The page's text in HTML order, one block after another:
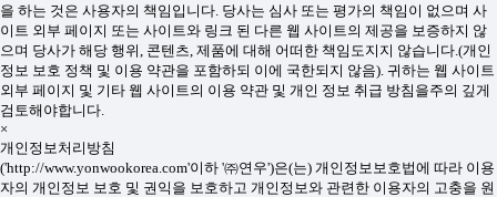
을 하는 것은 사용자의 책임입니다. 당사는 심사 또는 평가의 책임이 없으며 사
이트 외부 페이지 또는 사이트와 링크 된 다른 웹 사이트의 제공을 보증하지 않
으며 당사가 해당 행위, 콘텐츠, 제품에 대해 어떠한 책임도지지 않습니다.(개인
정보 보호 정책 및 이용 약관을 포함하되 이에 국한되지 않음). 귀하는 웹 사이트
외부 페이지 및 기타 웹 사이트의 이용 약관 및 개인 정보 취급 방침을주의 깊게
검토해야합니다.
×
개인정보처리방침
('http://www.yonwookorea.com'이하 '㈜연우')은(는) 개인정보보호법에 따라 이용
자의 개인정보 보호 및 권익을 보호하고 개인정보와 관련한 이용자의 고충을 원